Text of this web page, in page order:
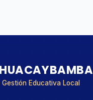
Gestión Educativa Local